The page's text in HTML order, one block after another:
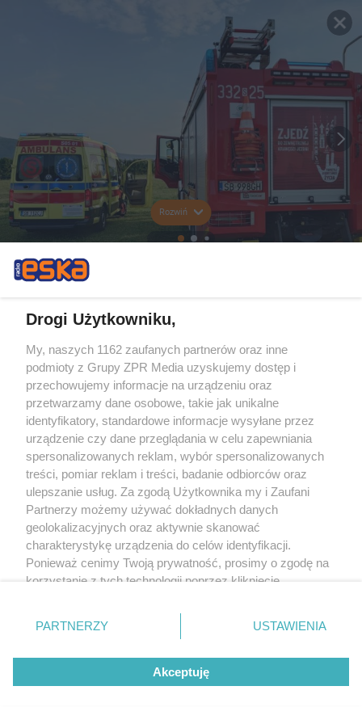
Rozwiń
Drogi Użytkowniku,
My, naszych 1162 zaufanych partnerów oraz inne
podmioty z Grupy ZPR Media uzyskujemy dostęp i
przechowujemy informacje na urządzeniu oraz
przetwarzamy dane osobowe, takie jak unikalne
identyfikatory, standardowe informacje wysyłane przez
urządzenie czy dane przeglądania w celu zapewniania
spersonalizowanych reklam, wybór spersonalizowanych
treści, pomiar reklam i treści, badanie odbiorców oraz
ulepszanie usług. Za zgodą Użytkownika my i Zaufani
Partnerzy możemy używać dokładnych danych
geolokalizacyjnych oraz aktywnie skanować
charakterystykę urządzenia do celów identyfikacji.
Ponieważ cenimy Twoją prywatność, prosimy o zgodę na
korzystanie z tych technologii poprzez kliknięcie
zmienić/wycofać klikając przycisk ustawień prywatności
znajdujący się w lewym dolnym rogu strony
rodzaje przetwarzania danych nie wymagają zgody
użytkownika, ale masz prawo sprzeciwić się takiemu
przetwarzaniu. Preferencje będą miały zastosowanie tylko
PARTNERZY USTAWIENIA
Akceptuję